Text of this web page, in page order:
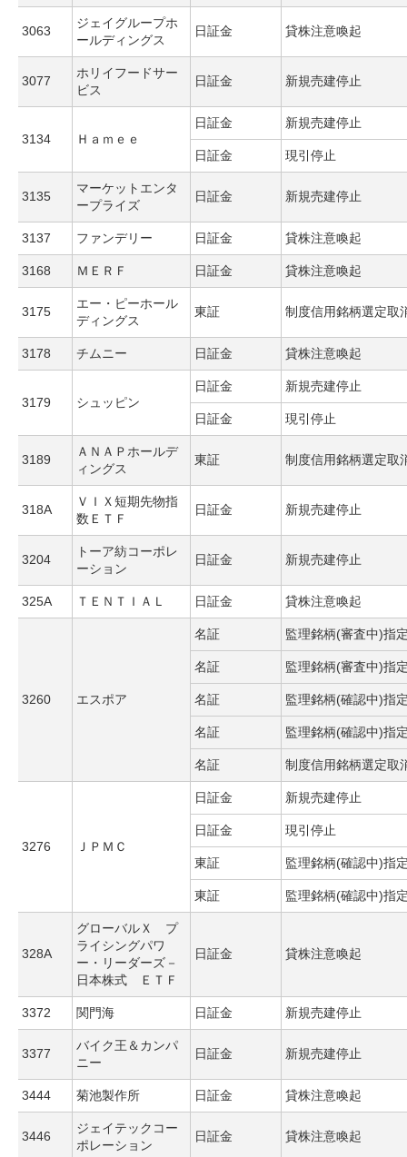
3063
ジェイグループホ
ールディングス
日証金 貸株注意喚起
3077
ホリイフードサー
ビス
日証金 新規売建停止
3134 Ｈａｍｅｅ
日証金 新規売建停止
日証金 現引停止
3135
マーケットエンタ
ープライズ
日証金 新規売建停止
3137 ファンデリー 日証金 貸株注意喚起
3168 ＭＥＲＦ 日証金 貸株注意喚起
3175
エー・ピーホール
ディングス
東証 制度信用銘柄選定取
3178 チムニー 日証金 貸株注意喚起
3179 シュッピン
日証金 新規売建停止
日証金 現引停止
3189
ＡＮＡＰホールデ
ィングス
東証 制度信用銘柄選定取
318A
ＶＩＸ短期先物指
数ＥＴＦ
日証金 新規売建停止
3204
トーア紡コーポレ
ーション
日証金 新規売建停止
325A ＴＥＮＴＩＡＬ 日証金 貸株注意喚起
3260 エスポア
名証 監理銘柄(審査中)指
名証 監理銘柄(審査中)指
名証 監理銘柄(確認中)指
名証 監理銘柄(確認中)指
名証 制度信用銘柄選定取
3276 ＪＰＭＣ
日証金 新規売建停止
日証金 現引停止
東証 監理銘柄(確認中)指
東証 監理銘柄(確認中)指
328A
グローバルＸ プ
ライシングパワ
ー・リーダーズ－
日本株式 ＥＴＦ
日証金 貸株注意喚起
3372 関門海 日証金 新規売建停止
3377
バイク王＆カンパ
ニー
日証金 新規売建停止
3444 菊池製作所 日証金 貸株注意喚起
3446
ジェイテックコー
ポレーション
日証金 貸株注意喚起